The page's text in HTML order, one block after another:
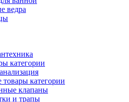
ведра
категории
товары категории
клапаны
и трапы